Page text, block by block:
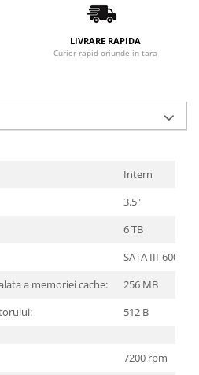
LIVRARE RAPIDA
Curier rapid oriunde in tara
Intern
3.5"
6 TB
SATA III-600
a memoriei cache:
256 MB
512 B
7200 rpm